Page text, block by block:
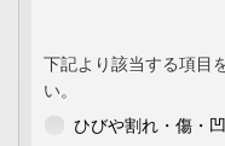
下記より該当する項目
い。
ひびや割れ・傷・